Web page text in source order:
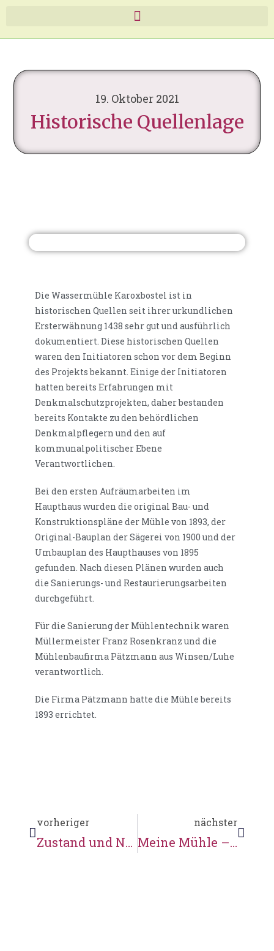
19. Oktober 2021
Historische Quellenlage
Die Wassermühle Karoxbostel ist in
historischen Quellen seit ihrer urkundlichen
Ersterwähnung 1438 sehr gut und ausführlich
dokumentiert. Diese historischen Quellen
waren den Initiatoren schon vor dem Beginn
des Projekts bekannt. Einige der Initiatoren
hatten bereits Erfahrungen mit
Denkmalschutzprojekten, daher bestanden
bereits Kontakte zu den behördlichen
Denkmalpflegern und den auf
kommunalpolitischer Ebene
Verantwortlichen.
Bei den ersten Aufräumarbeiten im
Haupthaus wurden die original Bau- und
Konstruktionspläne der Mühle von 1893, der
Original-Bauplan der Sägerei von 1900 und der
Umbauplan des Haupthauses von 1895
gefunden. Nach diesen Plänen wurden auch
die Sanierungs- und Restaurierungsarbeiten
durchgeführt.
Für die Sanierung der Mühlentechnik waren
Müllermeister Franz Rosenkranz und die
Mühlenbaufirma Pätzmann aus Winsen/Luhe
verantwortlich.
Die Firma Pätzmann hatte die Mühle bereits
1893 errichtet.
vorheriger
Zustand und Nutzung vor Beginn der Sanierungsarbeiten
nächster
Meine Mühle – die Mühlenretter